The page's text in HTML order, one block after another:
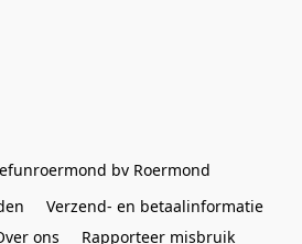
bv Roermond
Verzend- en betaalinformatie
ons Rapporteer misbruik